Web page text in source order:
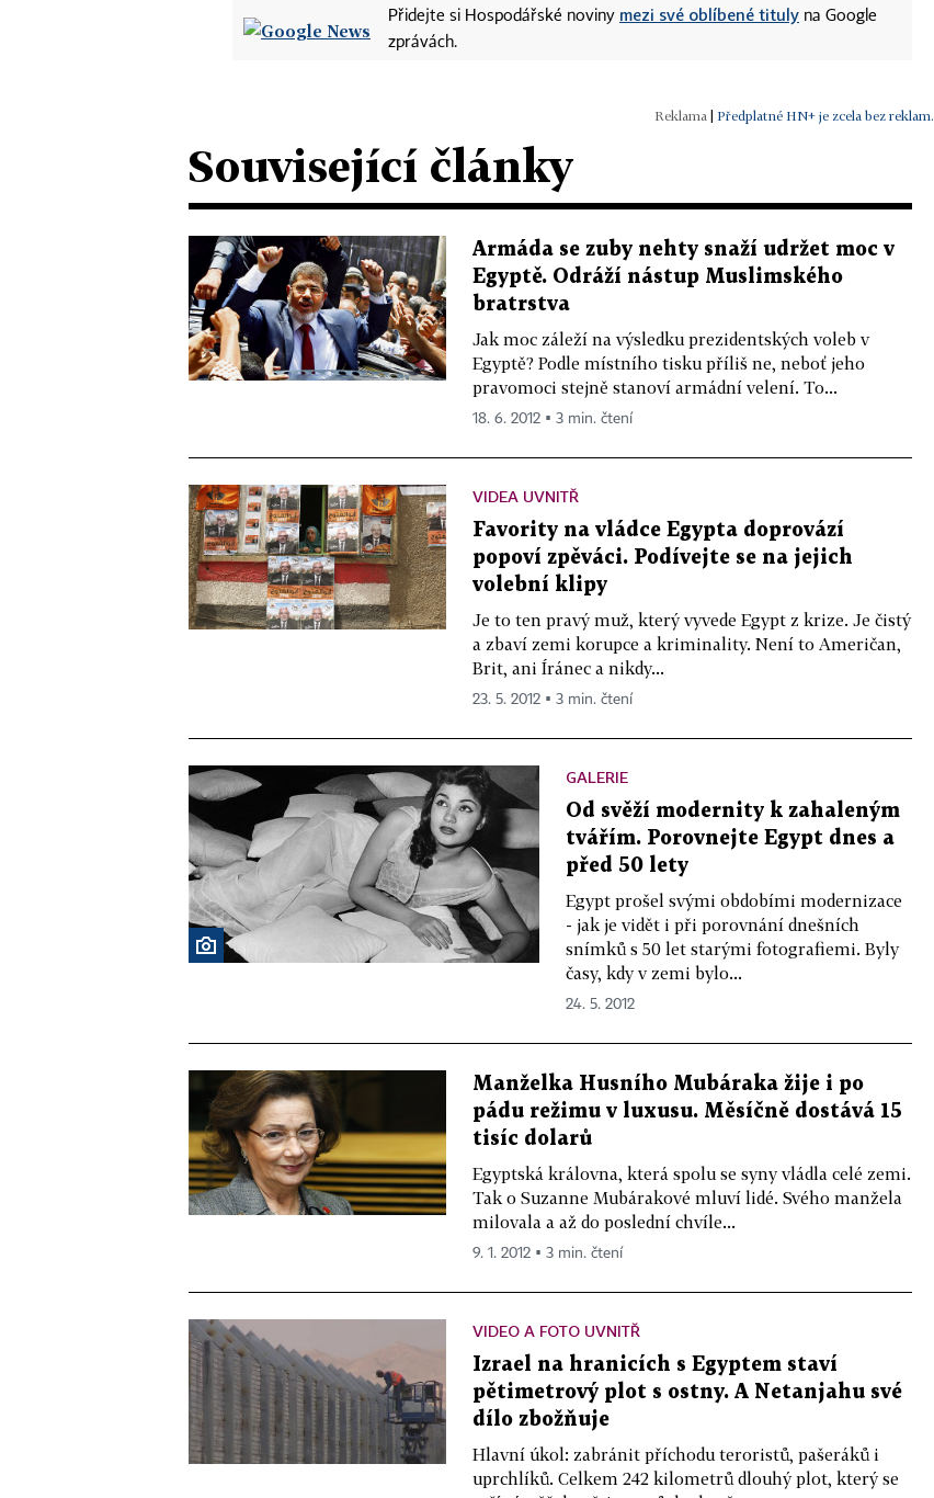
Přidejte si Hospodářské noviny mezi své oblíbené tituly na Google
zprávách.
| Předplatné HN+ je zcela bez reklam.
Související články
Armáda se zuby nehty snaží udržet moc v
Egyptě. Odráží nástup Muslimského
bratrstva
Jak moc záleží na výsledku prezidentských voleb v
Egyptě? Podle místního tisku příliš ne, neboť jeho
pravomoci stejně stanoví armádní velení. To...
18. 6. 2012 ▪ 3 min. čtení
VIDEA UVNITŘ
Favority na vládce Egypta doprovází
popoví zpěváci. Podívejte se na jejich
volební klipy
Je to ten pravý muž, který vyvede Egypt z krize. Je čistý
a zbaví zemi korupce a kriminality. Není to Američan,
Brit, ani Íránec a nikdy...
23. 5. 2012 ▪ 3 min. čtení
GALERIE
Od svěží modernity k zahaleným
tvářím. Porovnejte Egypt dnes a
před 50 lety
Egypt prošel svými obdobími modernizace
- jak je vidět i při porovnání dnešních
snímků s 50 let starými fotografiemi. Byly
časy, kdy v zemi bylo...
24. 5. 2012
Manželka Husního Mubáraka žije i po
pádu režimu v luxusu. Měsíčně dostává 15
tisíc dolarů
Egyptská královna, která spolu se syny vládla celé zemi.
Tak o Suzanne Mubárakové mluví lidé. Svého manžela
milovala a až do poslední chvíle...
9. 1. 2012 ▪ 3 min. čtení
VIDEO A FOTO UVNITŘ
Izrael na hranicích s Egyptem staví
pětimetrový plot s ostny. A Netanjahu své
dílo zbožňuje
Hlavní úkol: zabránit příchodu teroristů, pašeráků i
uprchlíků. Celkem 242 kilometrů dlouhý plot, který se